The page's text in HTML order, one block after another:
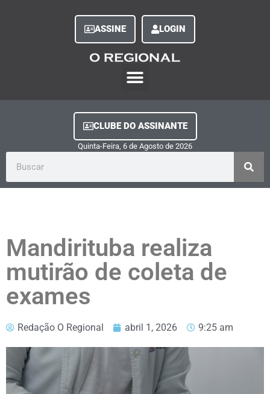
ASSINE LOGIN
CLUBE DO ASSINANTE
Quinta-Feira, 6 de Agosto de 2026
Mandirituba realiza
mutirão de coleta de
exames
Redação O Regional abril 1, 2026 9:25 am